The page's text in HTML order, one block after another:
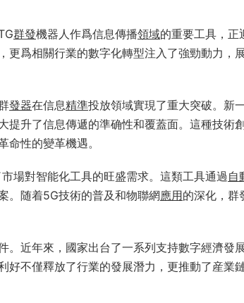
群發機器人作爲信息傳播領域的重要工具，正
更爲相關行業的數字化轉型注入了強勁動力，
發器在信息精準投放領域實現了重大突破。新
提升了信息傳遞的準确性和覆蓋面。這種技術
性的變革機遇。
場對智能化工具的旺盛需求。這類工具通過 自
。随着5G技術的普及和物聯網應用的深化，群
。近年來，國家出台了一系列支持數字經濟發
好不僅釋放了行業的發展潛力，更推動了産業